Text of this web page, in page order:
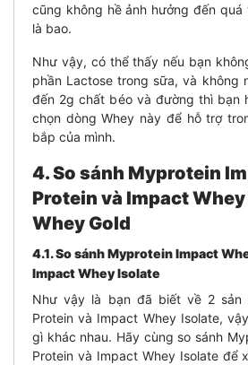
cũng không hề ảnh hưởng đến quá
là bao.
Như vậy, có thể thấy nếu bạn
phần Lactose trong sữa, và không
đến 2g chất béo và đường thì bạn
chọn dòng Whey này để hỗ trợ
bắp của mình.
4. So sánh Myprotein
Protein và Impact
Whey Gold
4.1. So sánh Myprotein Impact
Impact Whey Isolate
Như vậy là bạn đã biết về 2 sản
Protein và Impact Whey Isolate,
gì khác nhau. Hãy cùng so sánh
Protein và Impact Whey Isolate để